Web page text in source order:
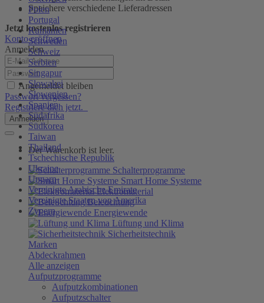
Polen
Portugal
Rumänien
Schweden
Schweiz
Serbien
Singapur
Slowakei
Slowenien
Spanien
Südafrika
Südkorea
Taiwan
Thailand
Tschechische Republik
Ukraine
Ungarn
Vereinigte Arabische Emirate
Vereinigte Staaten von Amerika
Zypern
Speichere verschiedene Lieferadressen
Jetzt kostenlos registrieren
Konto eröffnen
Anmelden
Angemeldet bleiben
Passwort vergessen?
Registriere dich jetzt.
Anmelden
Der Warenkorb ist leer.
Schalterprogramme
Smart Home Systeme
Elektromaterial
Beleuchtung
Energiewende
Lüftung und Klima
Sicherheitstechnik
Marken
Abdeckrahmen
Alle anzeigen
Aufputzprogramme
Aufputzkombinationen
Aufputzschalter